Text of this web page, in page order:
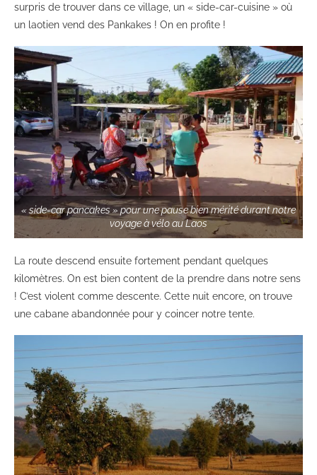
surpris de trouver dans ce village, un « side-car-cuisine » où
un laotien vend des Pankakes ! On en profite !
« side-car pancakes » pour une pause bien mérité durant notre
voyage à vélo au Laos
La route descend ensuite fortement pendant quelques
kilomètres. On est bien content de la prendre dans notre sens
! C’est violent comme descente. Cette nuit encore, on trouve
une cabane abandonnée pour y coincer notre tente.